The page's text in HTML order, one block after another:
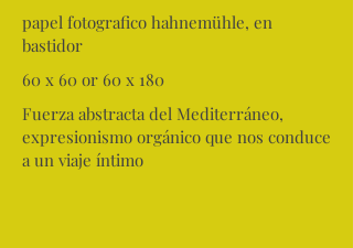
papel fotografico hahnemühle, en
bastidor
60 x 60 or 60 x 180
Fuerza abstracta del Mediterráneo,
expresionismo orgánico que nos conduce
a un viaje íntimo